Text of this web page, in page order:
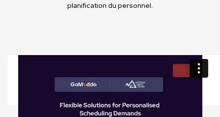
planification du personnel.